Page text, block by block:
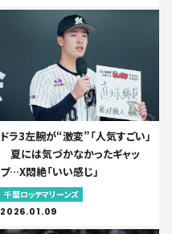
ドラ3左腕が“激変”「人気すごい」
夏には気づかなかったギャッ
プ…X悶絶「いい感じ」
千葉ロッテマリーンズ
2026.01.09